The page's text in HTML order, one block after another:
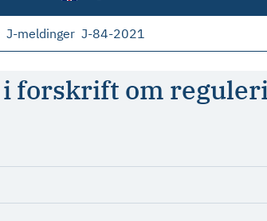
J-meldinger J-84-2021
forskrift om